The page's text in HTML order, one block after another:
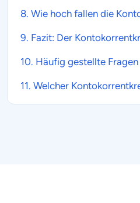
8. Wie hoch fallen die
9. Fazit: Der
10. Häufig gestellte Fragen
11. Welcher